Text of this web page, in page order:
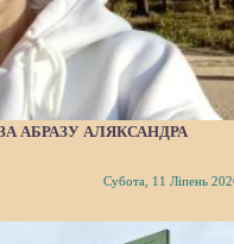
АБРАЗУ АЛЯКСАНДРА
Субота, 11 Ліпень